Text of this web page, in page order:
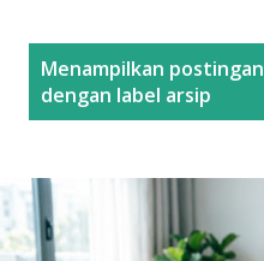
i
n
g
Menampilkan postingan
dengan label arsip